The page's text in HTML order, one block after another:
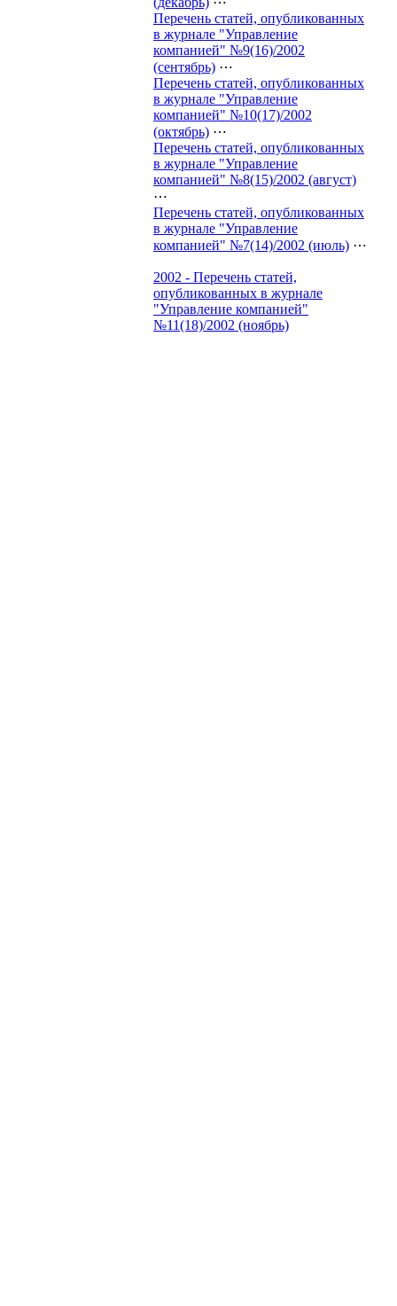
Перечень статей, опубликованных
в журнале "Управление
компанией" №9(16)/2002
(сентябрь) ⋯
Перечень статей, опубликованных
в журнале "Управление
компанией" №10(17)/2002
(октябрь) ⋯
Перечень статей, опубликованных
в журнале "Управление
компанией" №8(15)/2002 (август)
⋯
Перечень статей, опубликованных
в журнале "Управление
компанией" №7(14)/2002 (июль) ⋯
2002 - Перечень статей,
опубликованных в журнале
"Управление компанией"
№11(18)/2002 (ноябрь)